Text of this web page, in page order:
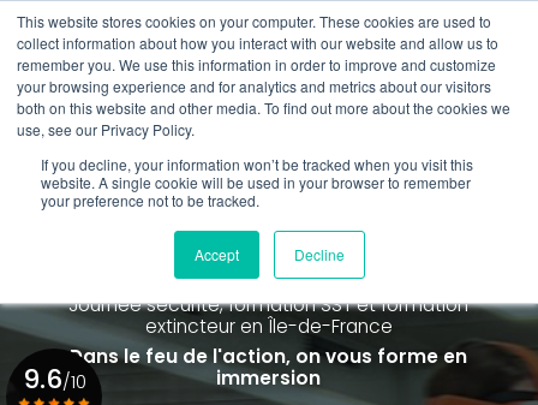
This website stores cookies on your computer. These cookies are used to
collect information about how you interact with our website and allow us to
remember you. We use this information in order to improve and customize
your browsing experience and for analytics and metrics about our visitors
both on this website and other media. To find out more about the cookies we
use, see our Privacy Policy.
If you decline, your information won’t be tracked when you visit this
website. A single cookie will be used in your browser to remember
your preference not to be tracked.
Accept Decline
Aller
au
contenu
principal
01 84 20 18 48
Rappel gratuit
Spécialiste de la formation SST et
de la Formation Incendie
à Paris La Défense depuis 2015
Journée sécurité, formation SST et formation
extincteuren Île-de-France
Dans le feu de l'action, on vous forme en
immersion
9.6/10